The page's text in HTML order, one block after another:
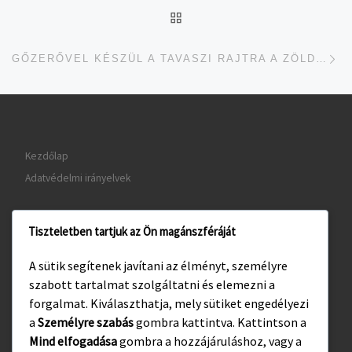
GŐZERŐVEL KÉSZÜL A TAVASZI RAJTRA A ZÖLDI-TÓTH-CSAPAT
Kezdőlap
Adatvédelmi irányelvek
www.visitgyula.com
www.gyulakult.hu
Tiszteletben tartjuk az Ön magánszféráját
A sütik segítenek javítani az élményt, személyre
szabott tartalmat szolgáltatni és elemezni a
forgalmat. Kiválaszthatja, mely sütiket engedélyezi
a Személyre szabásgombra kattintva. Kattintson a
Mind elfogadásagombra a hozzájáruláshoz, vagy a